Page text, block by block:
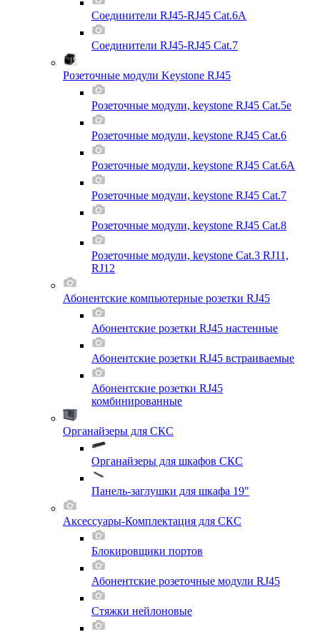
Соединители RJ45-RJ45 Cat.6A
Соединители RJ45-RJ45 Cat.7
Розеточные модули Keystone RJ45
Розеточные модули, keystone RJ45 Cat.5e
Розеточные модули, keystone RJ45 Cat.6
Розеточные модули, keystone RJ45 Cat.6A
Розеточные модули, keystone RJ45 Cat.7
Розеточные модули, keystone RJ45 Cat.8
Розеточные модули, keystone Cat.3 RJ11,
RJ12
Абонентские компьютерные розетки RJ45
Абонентские розетки RJ45 настенные
Абонентские розетки RJ45 встраиваемые
Абонентские розетки RJ45
комбинированные
Органайзеры для СКС
Органайзеры для шкафов СКС
Панель-заглушки для шкафа 19"
Аксессуары-Комплектация для СКС
Блокировщики портов
Абонентские розеточные модули RJ45
Стяжки нейлоновые